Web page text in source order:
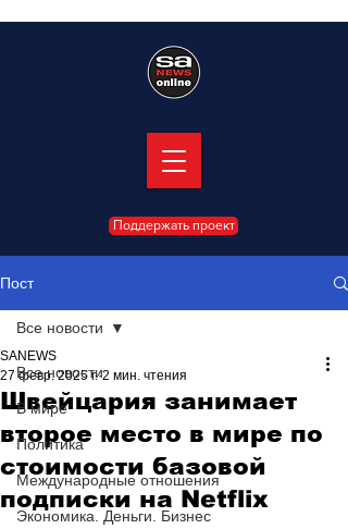
Поддержать проект
Пост
Все новости
В мире
Политика
Международные отношения
Экономика. Деньги. Бизнес
Все новости
Швейцария занимает
второе место в мире по
стоимости базовой
подписки на Netflix
SANEWS
27 февр. 2025 г. 2 мин. чтения